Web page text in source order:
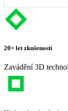
20+ let zkušeností
Zavádění 3D